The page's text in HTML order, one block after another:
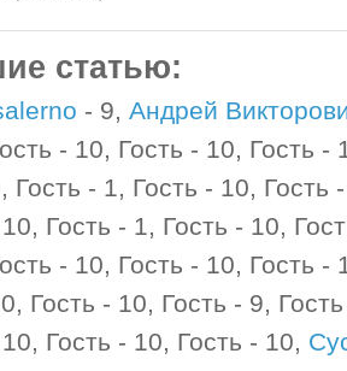
статью:
- 9, Андрей
- 10, Гость - 10, Гость -
Гость - 1, Гость - 10, Гость
Гость - 1, Гость - 10,
- 10, Гость - 10, Гость -
Гость - 10, Гость - 9,
Гость - 10, Гость - 10,